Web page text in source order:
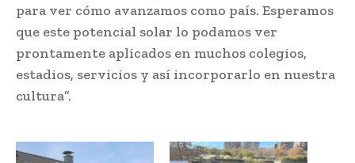
para ver cómo avanzamos como país. Esperamos
que este potencial solar lo podamos ver
prontamente aplicados en muchos colegios,
estadios, servicios y así incorporarlo en nuestra
cultura”.